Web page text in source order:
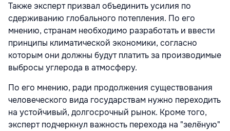
Также эксперт призвал объединить усилия по
сдерживанию глобального потепления. По его
мнению, странам необходимо разработать и ввести
принципы климатической экономики, согласно
которым они должны будут платить за производимые
выбросы углерода в атмосферу.
По его мнению, ради продолжения существования
человеческого вида государствам нужно переходить
на устойчивый, долгосрочный рынок. Кроме того,
эксперт подчеркнул важность перехода на "зелёную"